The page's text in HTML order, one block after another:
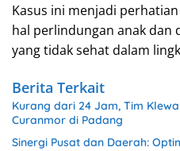
Kasus ini menjadi
hal perlindungan anak dan
yang tidak sehat dalam
Berita Terkait
Kurang dari 24 Jam, Tim
Curanmor di Padang
Sinergi Pusat dan Daerah: